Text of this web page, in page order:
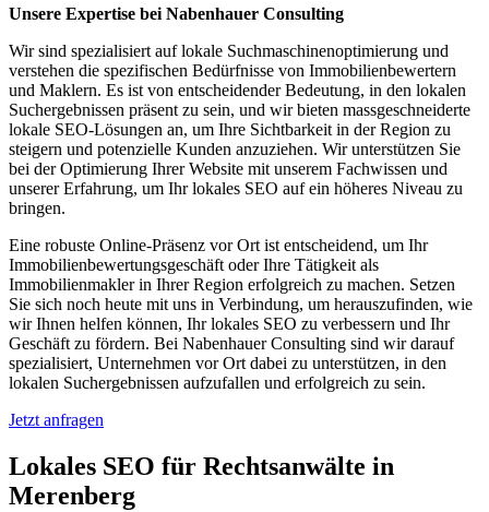
Unsere Expertise bei Nabenhauer Consulting
Wir sind spezialisiert auf lokale Suchmaschinenoptimierung und
verstehen die spezifischen Bedürfnisse von Immobilienbewertern
und Maklern. Es ist von entscheidender Bedeutung, in den lokalen
Suchergebnissen präsent zu sein, und wir bieten massgeschneiderte
lokale SEO-Lösungen an, um Ihre Sichtbarkeit in der Region zu
steigern und potenzielle Kunden anzuziehen. Wir unterstützen Sie
bei der Optimierung Ihrer Website mit unserem Fachwissen und
unserer Erfahrung, um Ihr lokales SEO auf ein höheres Niveau zu
bringen.
Eine robuste Online-Präsenz vor Ort ist entscheidend, um Ihr
Immobilienbewertungsgeschäft oder Ihre Tätigkeit als
Immobilienmakler in Ihrer Region erfolgreich zu machen. Setzen
Sie sich noch heute mit uns in Verbindung, um herauszufinden, wie
wir Ihnen helfen können, Ihr lokales SEO zu verbessern und Ihr
Geschäft zu fördern. Bei Nabenhauer Consulting sind wir darauf
spezialisiert, Unternehmen vor Ort dabei zu unterstützen, in den
lokalen Suchergebnissen aufzufallen und erfolgreich zu sein.
Jetzt anfragen
Lokales SEO für Rechtsanwälte in
Merenberg